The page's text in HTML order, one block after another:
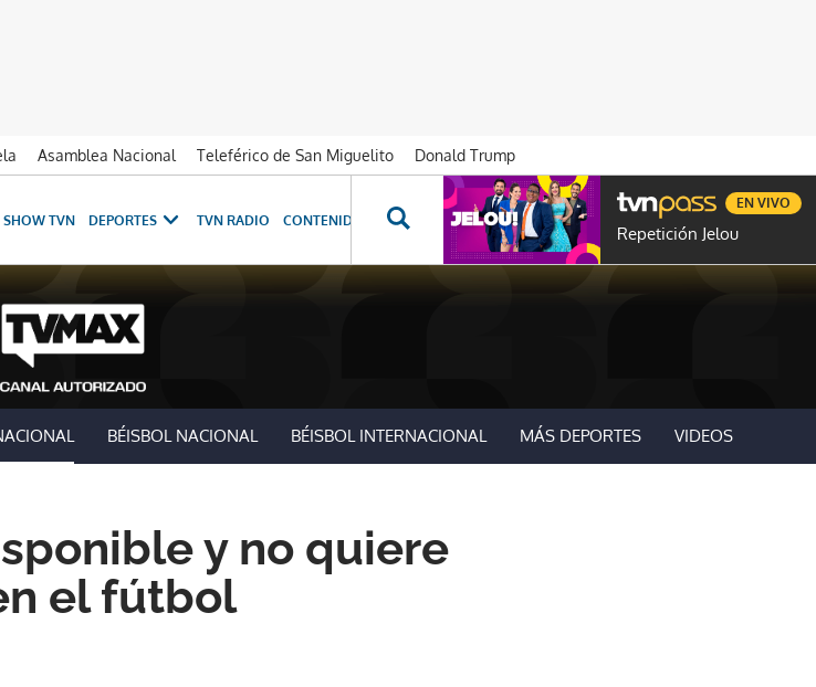
Asamblea Nacional Teleférico de San Miguelito
Donald Trump
SHOW TVN DEPORTES TVN RADIO CONTENIDOS ESPECIALES NOVELAS PROGRAMAS GENTE TVN
Repetición Jelou
EN VIVO
BÉISBOL NACIONAL BÉISBOL INTERNACIONAL MÁS DEPORTES VIDEOS
y no quiere
el fútbol